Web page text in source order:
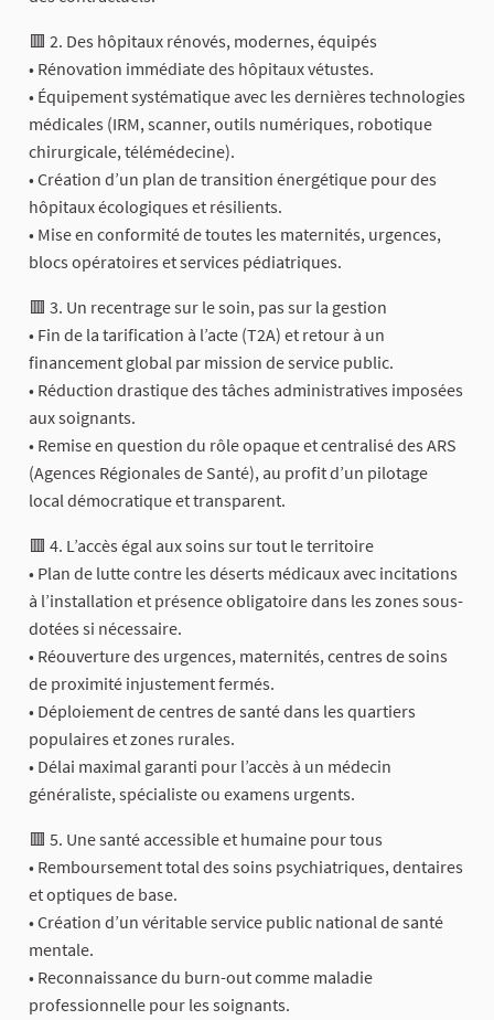
🟥 2. Des hôpitaux rénovés, modernes, équipés
• Rénovation immédiate des hôpitaux vétustes.
• Équipement systématique avec les dernières technologies
médicales (IRM, scanner, outils numériques, robotique
chirurgicale, télémédecine).
• Création d’un plan de transition énergétique pour des
hôpitaux écologiques et résilients.
• Mise en conformité de toutes les maternités, urgences,
blocs opératoires et services pédiatriques.
🟥 3. Un recentrage sur le soin, pas sur la gestion
• Fin de la tarification à l’acte (T2A) et retour à un
financement global par mission de service public.
• Réduction drastique des tâches administratives imposées
aux soignants.
• Remise en question du rôle opaque et centralisé des ARS
(Agences Régionales de Santé), au profit d’un pilotage
local démocratique et transparent.
🟥 4. L’accès égal aux soins sur tout le territoire
• Plan de lutte contre les déserts médicaux avec incitations
à l’installation et présence obligatoire dans les zones sous-
dotées si nécessaire.
• Réouverture des urgences, maternités, centres de soins
de proximité injustement fermés.
• Déploiement de centres de santé dans les quartiers
populaires et zones rurales.
• Délai maximal garanti pour l’accès à un médecin
généraliste, spécialiste ou examens urgents.
🟥 5. Une santé accessible et humaine pour tous
• Remboursement total des soins psychiatriques, dentaires
et optiques de base.
• Création d’un véritable service public national de santé
mentale.
• Reconnaissance du burn-out comme maladie
professionnelle pour les soignants.